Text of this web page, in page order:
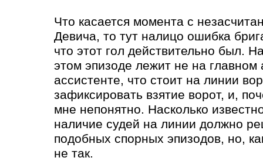
Что касается момента с
Девича, то тут налицо ошибка
что этот гол действительно был.
этом эпизоде лежит не на главном
ассистенте, что стоит на линии
зафиксировать взятие ворот, и,
мне непонятно. Насколько
наличие судей на линии должно
подобных спорных эпизодов, но,
не так.